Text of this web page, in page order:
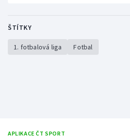
ŠTÍTKY
1. fotbalová liga Fotbal
APLIKACE ČT SPORT